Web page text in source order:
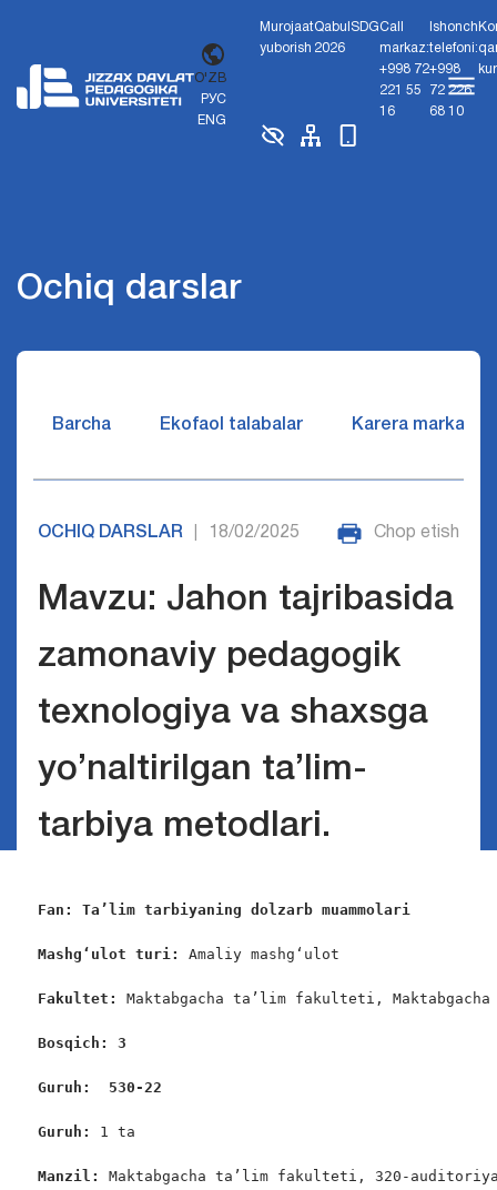
O'ZB
РУС
ENG
Murojaat
yuborish
Qabul
2026
SDGCall
markaz:
+998 72
221 55
16
Ishonch
telefoni:
+998
72 226
68 10
Ochiq darslar
Barcha Ekofaol talabalar Karera markazi
OCHIQ DARSLAR 18/02/2025 Chop etish
Mavzu: Jahon tajribasida
zamonaviy pedagogik
texnologiya va shaxsga
yo’naltirilgan ta’lim-
tarbiya metodlari.
Fan: Ta’lim tarbiyaning dolzarb muammolari
Mashg‘ulot turi: Amaliy mashg‘ulot
Fakultet: Maktabgacha ta’lim fakulteti,
Bosqich: 3
Guruh:  530-22
Guruh: 1 ta
Manzil: Maktabgacha ta’lim fakulteti, 320-